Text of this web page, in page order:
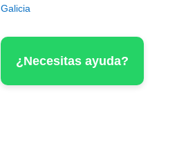
Galicia
¿Necesitas ayuda?